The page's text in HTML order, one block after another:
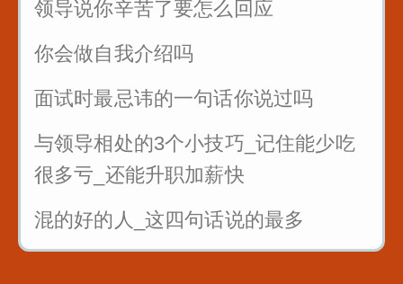
领导说你辛苦了要怎么回应
你会做自我介绍吗
面试时最忌讳的一句话你说过吗
与领导相处的3个小技巧_记住能少吃
很多亏_还能升职加薪快
混的好的人_这四句话说的最多